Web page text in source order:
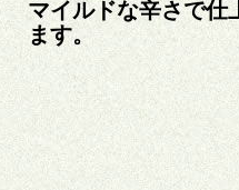
マイルドな辛さで仕
ます。